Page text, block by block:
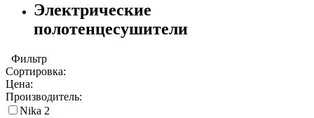
Электрические
полотенцесушители
Фильтр
Сортировка:
Цена:
Производитель:
Nika 2